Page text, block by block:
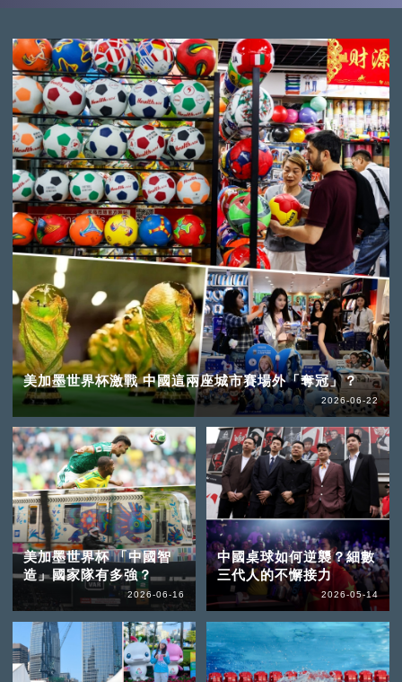
美加墨世界杯激戰 中國這兩座城市賽場外「奪冠」？
2026-06-22
美加墨世界杯 「中國智
造」國家隊有多強？
2026-06-16
中國桌球如何逆襲？細數
三代人的不懈接力
2026-05-14